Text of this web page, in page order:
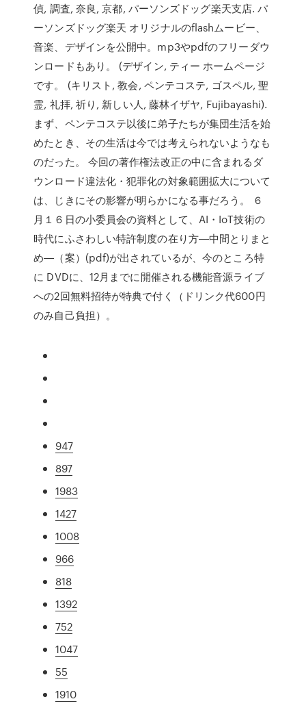
偵, 調査, 奈良, 京都, パーソンズドッグ楽天支店. パ
ーソンズドッグ楽天 オリジナルのflashムービー、
音楽、デザインを公開中。mp3やpdfのフリーダウ
ンロードもあり。 (デザイン, ティー ホームページ
です。 (キリスト, 教会, ペンテコステ, ゴスペル, 聖
霊, 礼拝, 祈り, 新しい人, 藤林イザヤ, Fujibayashi).
まず、ペンテコステ以後に弟子たちが集団生活を始
めたとき、その生活は今では考えられないようなも
のだった。 今回の著作権法改正の中に含まれるダ
ウンロード違法化・犯罪化の対象範囲拡大について
は、じきにその影響が明らかになる事だろう。 ６
月１６日の小委員会の資料として、AI・IoT技術の
時代にふさわしい特許制度の在り方―中間とりまと
め―（案）(pdf)が出されているが、今のところ特
に DVDに、12月までに開催される機能音源ライブ
への2回無料招待が特典で付く（ドリンク代600円
のみ自己負担）。
947
897
1983
1427
1008
966
818
1392
752
1047
55
1910